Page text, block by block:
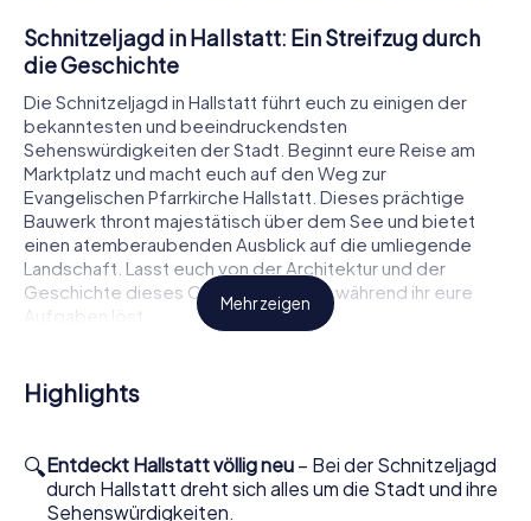
Schnitzeljagd in Hallstatt: Ein Streifzug durch
die Geschichte
Die Schnitzeljagd in Hallstatt führt euch zu einigen der
bekanntesten und beeindruckendsten
Sehenswürdigkeiten der Stadt. Beginnt eure Reise am
Marktplatz und macht euch auf den Weg zur
Evangelischen Pfarrkirche Hallstatt. Dieses prächtige
Bauwerk thront majestätisch über dem See und bietet
einen atemberaubenden Ausblick auf die umliegende
Landschaft. Lasst euch von der Architektur und der
Geschichte dieses Ortes inspirieren, während ihr eure
Aufgaben löst.
auf eurer Schnitzeljagd. Der Turm, der über dem
Salzbergwerk von Hallstatt wacht, erzählt von der langen
beeindruckende Aussicht auf das Tal genießen und
gleichzeitig spannende Fakten über die Geschichte des
Salzabbaus erfahren, die in eure Aufgaben eingebaut
Mehr zeigen
Highlights
🔍Entdeckt Hallstatt völlig neu – Bei der Schnitzeljagd
durch Hallstatt dreht sich alles um die Stadt und ihre
Sehenswürdigkeiten.